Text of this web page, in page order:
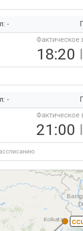
-
Фактическое
18:20
-
Фактическое
21:00